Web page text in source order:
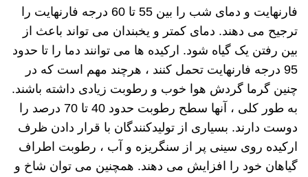
فارنهایت و دمای شب را بین 55 تا 60 درجه فارنهایت را
ترجیح می دهند. دمای کمتر و یخبندان می تواند باعث از
بین رفتن یک گیاه شود. ارکیده ها می توانند دما را تا حدود
95 درجه فارنهایت تحمل کنند ، هرچند مهم است که در
چنین گرما گردش هوا خوب و رطوبت زیادی داشته باشند.
به طور کلی ، آنها سطح رطوبت حدود 40 تا 70 درصد را
دوست دارند. بسیاری از تولیدکنندگان با قرار دادن ظرف
ارکیده روی سینی پر از سنگریزه و آب ، رطوبت اطراف
گیاهان خود را افزایش می دهند. همچنین می توان شاخ و